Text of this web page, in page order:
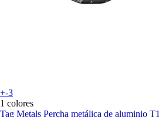
+-3
1 colores
Tag Metals Percha metálica de aluminio T1